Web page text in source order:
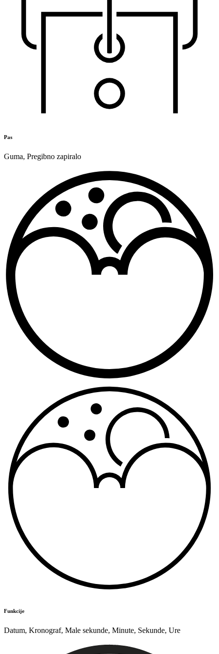
Pas
Guma, Pregibno zapiralo
Funkcije
Datum, Kronograf, Male sekunde, Minute, Sekunde, Ure